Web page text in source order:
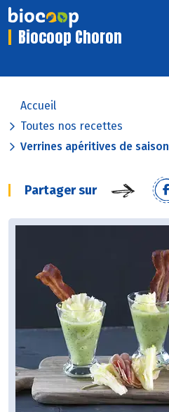
Biocoop Choron
Accueil
Toutes nos recettes
Verrines apéritives de saison
Partager sur